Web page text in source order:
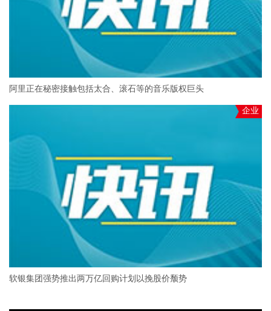
阿里正在秘密接触包括太合、滚石等的音乐版权巨头
企业
软银集团强势推出两万亿回购计划以挽股价颓势